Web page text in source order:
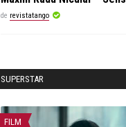
de revistatango
SUPERSTAR
FILM